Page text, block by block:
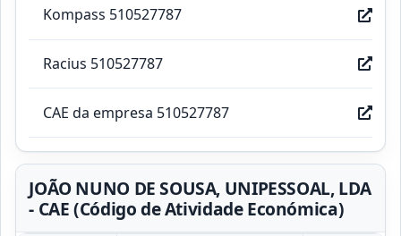
Kompass 510527787
Racius 510527787
CAE da empresa 510527787
JOÃO NUNO DE SOUSA, UNIPESSOAL, LDA
- CAE (Código de Atividade Económica)